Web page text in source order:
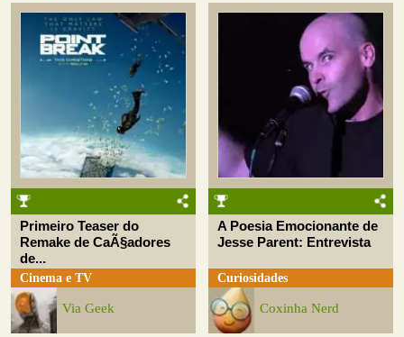
Primeiro Teaser do
Remake de CaÃ§adores
de...
Cinema e TV
Via Geek
A Poesia Emocionante de
Jesse Parent: Entrevista
Curiosidades
Coxinha Nerd